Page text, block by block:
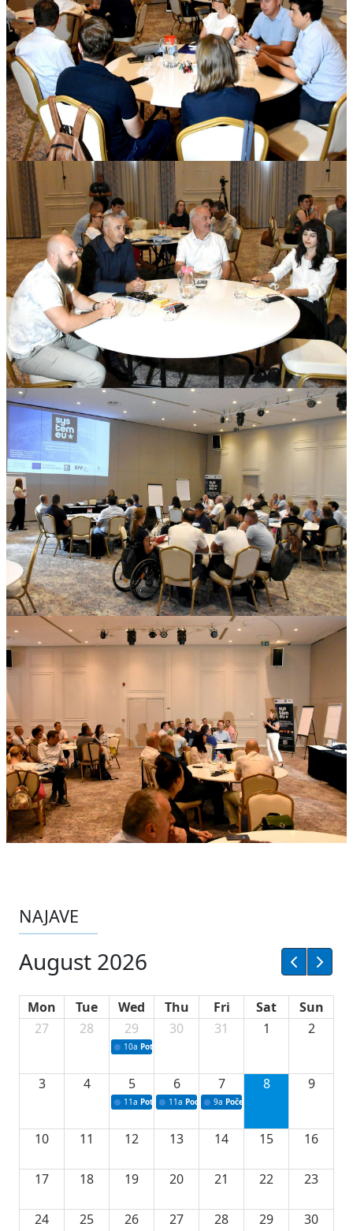
NAJAVE
August 2026
Mon Tue Wed Thu Fri Sat
Sun
27
28 29
10a Potpisivanje ugovora sa neprofitnim
30 31 1 2
3 4 5
11a Potpisivanje ugovora o stipendijama za
6
11a Podrška razvoju vodne infrastrukture u
7
9a Početak izgradnje nove
8 9
10 11 12 13 14 15 16
17 18 19 20 21 22 23
24 25 26 27 28 29 30